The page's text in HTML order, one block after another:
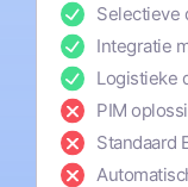
Selectieve
Integratie
Logistieke
PIM
Standaard